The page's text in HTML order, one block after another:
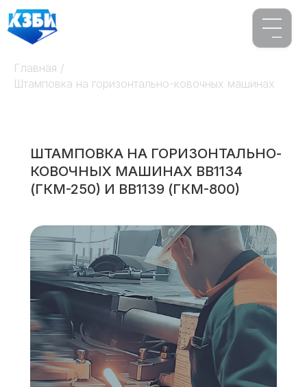
Главная /
Штамповка на горизонтально-ковочных машинах
ШТАМПОВКА НА ГОРИЗОНТАЛЬНО-
КОВОЧНЫХ МАШИНАХ ВВ1134
(ГКМ-250) И ВВ1139 (ГКМ-800)